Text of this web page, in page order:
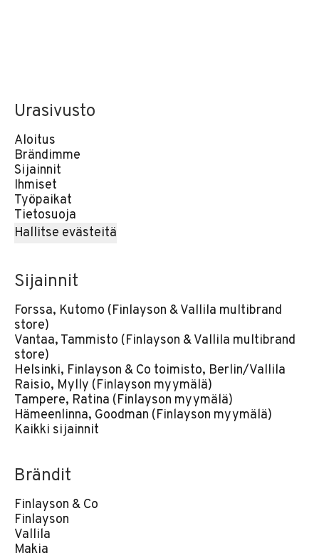
Urasivusto
Aloitus
Brändimme
Sijainnit
Ihmiset
Työpaikat
Tietosuoja
Hallitse evästeitä
Sijainnit
Forssa, Kutomo (Finlayson & Vallila multibrand
store)
Vantaa, Tammisto (Finlayson & Vallila multibrand
store)
Helsinki, Finlayson & Co toimisto, Berlin/Vallila
Raisio, Mylly (Finlayson myymälä)
Tampere, Ratina (Finlayson myymälä)
Hämeenlinna, Goodman (Finlayson myymälä)
Kaikki sijainnit
Brändit
Finlayson & Co
Finlayson
Vallila
Makia